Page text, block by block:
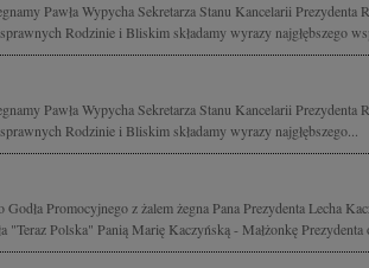
Pawła Wypycha Sekretarza Stanu Kancelarii Prezydenta
Rodzinie i Bliskim składamy wyrazy najgłębszego
Pawła Wypycha Sekretarza Stanu Kancelarii Prezydenta
Rodzinie i Bliskim składamy wyrazy najgłębszego...
Godła Promocyjnego z żalem żegna Pana Prezydenta Lecha
"Teraz Polska" Panią Marię Kaczyńską - Małżonkę Prezydenta